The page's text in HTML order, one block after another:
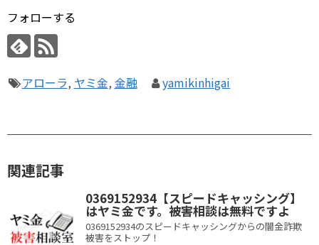
フォローする
アローラ, ヤミ金, 金融 yamikinhigai
関連記事
0369152934【スピードキャッシング】
はヤミ金です。被害相談は無料ですよ
0369152934のスピードキャッシングからの闇金詐欺
被害をストップ！